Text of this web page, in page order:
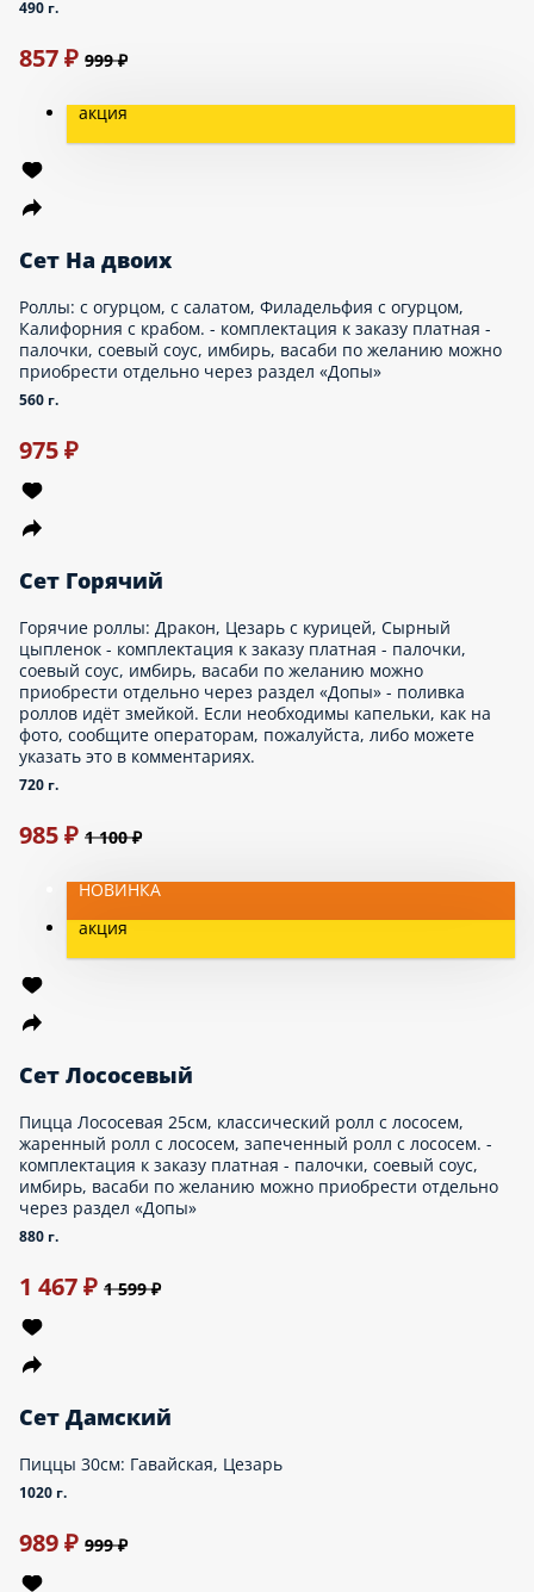
1 127 ₽1 199 ₽
Горячие роллы: Сырный цыпленок, Чесночный Цыпленок;
платная - палочки, соевый соус, имбирь, васаби по желанию
можно приобрести отдельно через раздел «Допы» - поливка
сообщите операторам, пожалуйста, либо можете указать это в
комментариях.
880 г.
1 137 ₽1 399 ₽
Пицца 30см: Мясной Пир; Снэки: Крылышки Баффало,
Картошка По-Деревенски
790 г.
акция
Сет Солнечный
Горячие роллы: Якудза, Дракон, Жаренный с курицей и
огурцом, Жаренный с крабом, Жаренный с курицей и ананасом
- комплектация к заказу платная - палочки, соевый соус,
раздел «Допы» - поливка роллов идёт змейкой. Если
пожалуйста, либо можете указать это в комментариях.
Сет Запеченный
Запеченные роллы: Курица Терияки, Барбекю, Цезарь, Сырный
цыпленок - комплектация к заказу платная - палочки, соевый
соус, имбирь, васаби по желанию можно приобрести отдельно
через раздел «Допы»
850 г.
1 257 ₽1 299 ₽
Хит
Сет Горячая встреча
Состав: Роллы: Запеченый Краб, Запеченый Бекон с курицей,
Горячая Филадельфия, Горячий Сырный цыпленок. -
комплектация к заказу платная - палочки, соевый соус, имбирь,
васаби по желанию можно приобрести отдельно через раздел
«Допы»
1 332 ₽1 499 ₽